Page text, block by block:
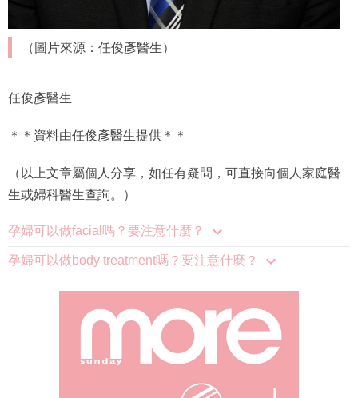
（圖片來源：任俊彥醫生）
任俊彥醫生
＊＊資料由任俊彥醫生提供＊＊
（以上文章屬個人分享，如任有疑問，可直接向個人家庭醫
生或婦科醫生查詢。）
孕婦可以做facial嗎？要注意什麼？
孕婦可以做body treatment嗎？要注意什麼？